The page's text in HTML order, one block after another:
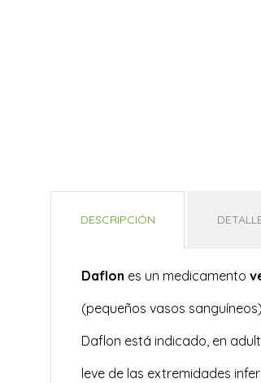
DESCRIPCIÓN
Daflon es un medicamento
(pequeños vasos
Daflon está indicado, en
leve de las extremidades